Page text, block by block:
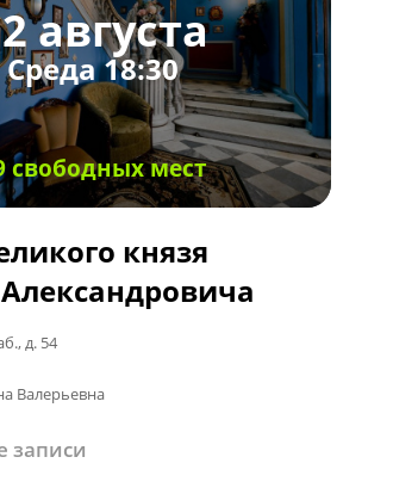
августа
Среда 18:30
свободных мест
князя
д. 54
Валерьевна
записи